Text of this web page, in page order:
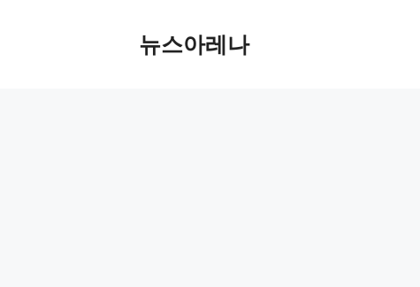
뉴스아레나